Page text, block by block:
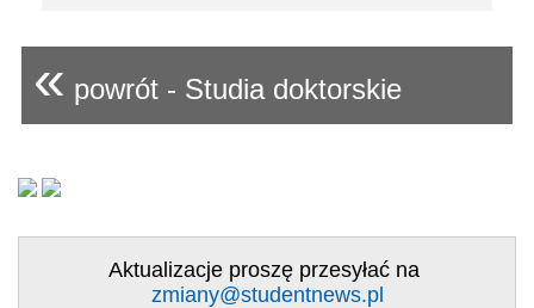
« powrót - Studia doktorskie
Aktualizacje proszę przesyłać na
zmiany@studentnews.pl